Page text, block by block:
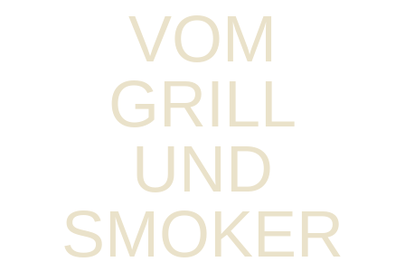
VOM
GRILL
UND
SMOKER